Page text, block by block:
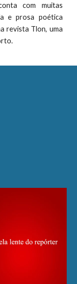
com muitas
e prosa poética
revista Tlon, uma